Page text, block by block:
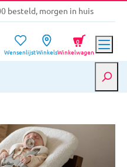
besteld, morgen in huis
vanaf €39,-
besteld, morgen in huis
WensenlijstWinkelsWinkelwagen
0